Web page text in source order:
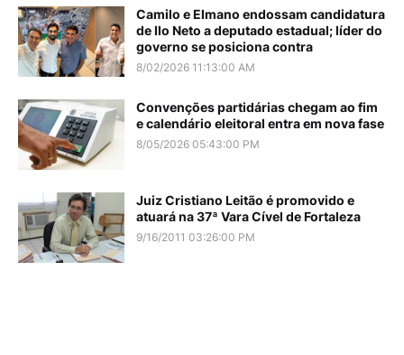
Camilo e Elmano endossam candidatura
de Ilo Neto a deputado estadual; líder do
governo se posiciona contra
8/02/2026 11:13:00 AM
Convenções partidárias chegam ao fim
e calendário eleitoral entra em nova fase
8/05/2026 05:43:00 PM
Juiz Cristiano Leitão é promovido e
atuará na 37ª Vara Cível de Fortaleza
9/16/2011 03:26:00 PM